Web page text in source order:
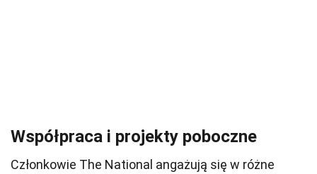
Współpraca i projekty poboczne
Członkowie The National angażują się w różne